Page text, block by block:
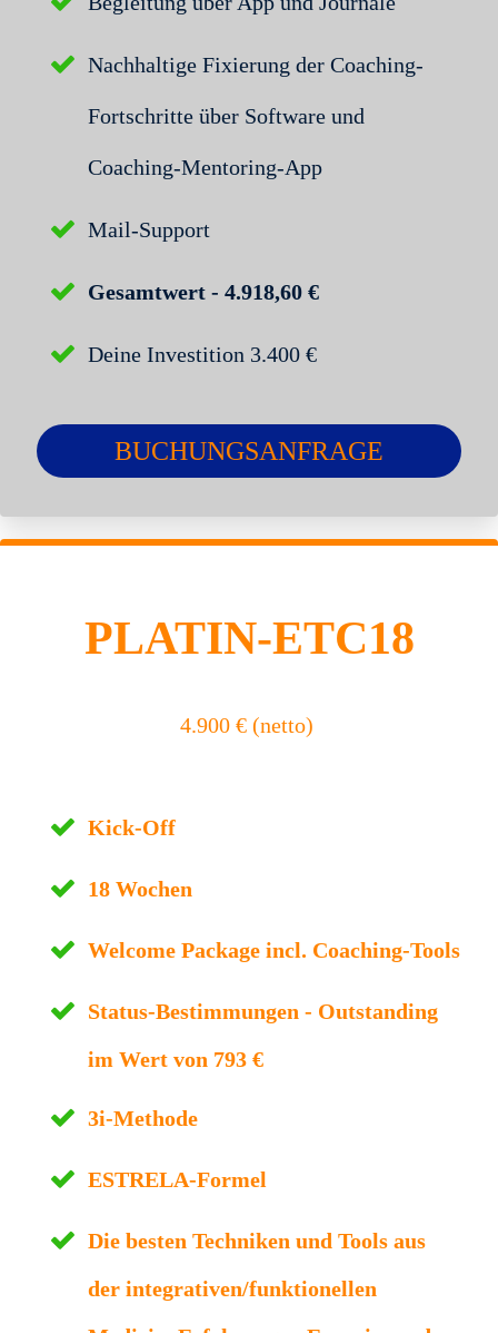
Nachhaltige Fixierung der Coaching-
Fortschritte über Software und
Coaching-Mentoring-App
Mail-Support
Gesamtwert - 4.918,60 €
Deine Investition 3.400 €
BUCHUNGSANFRAGE
PLATIN-ETC18
4.900 € (netto)
Kick-Off
18 Wochen
Welcome Package incl. Coaching-Tools
Status-Bestimmungen - Outstanding
im Wert von 793 €
3i-Methode
ESTRELA-Formel
Die besten Techniken und Tools aus
der integrativen/funktionellen